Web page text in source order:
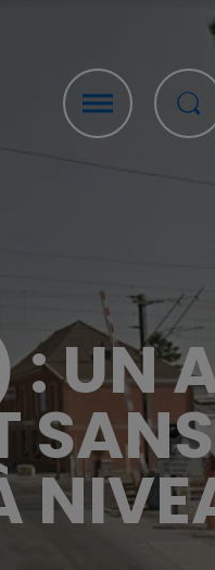
: UN